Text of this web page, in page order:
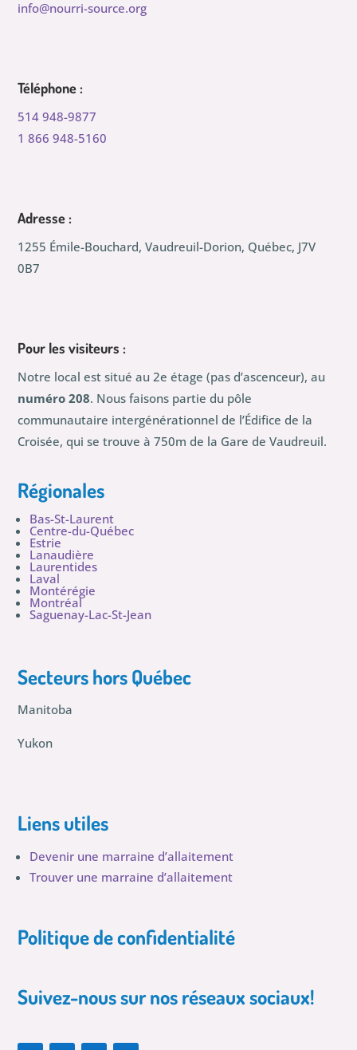
info@nourri-source.org
Téléphone :
514 948-9877
1 866 948-5160
Adresse :
1255 Émile-Bouchard, Vaudreuil-Dorion, Québec, J7V
0B7
Pour les visiteurs :
Notre local est situé au 2e étage (pas d’ascenceur), au
numéro 208. Nous faisons partie du pôle
communautaire intergénérationnel de l’Édifice de la
Croisée, qui se trouve à 750m de la Gare de Vaudreuil.
Régionales
Bas-St-Laurent
Centre-du-Québec
Estrie
Lanaudière
Laurentides
Laval
Montérégie
Montréal
Saguenay-Lac-St-Jean
Secteurs hors Québec
Manitoba
Yukon
Liens utiles
Devenir une marraine d’allaitement
Trouver une marraine d’allaitement
Politique de confidentialité
Suivez-nous sur nos réseaux sociaux!